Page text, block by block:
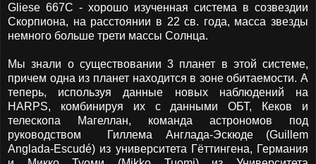
Gliese 667C - хорошо изученная система в созвездии
Скорпиона, на расстоянии в 22 св. года, масса звезды
немного больше трети массы Солнца.
Мы знали о существовании 3 планет в этой системе,
причем одна из планет находится в зоне обитаемости. А
теперь, используя данные новых наблюдений на
HARPS, комбинируя их с данными ОБТ, Кеков и
телескопа Магеллан, команда астрономов под
руководством Гиллема Англада-Эскюде (Guillem
Anglada-Escudé) из университета Гёттингена, Германия